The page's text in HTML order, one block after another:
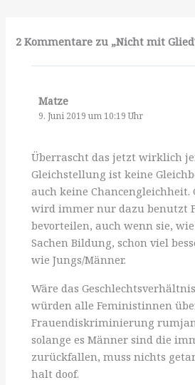
2 Kommentare zu „Nicht mit
Matze
9. Juni 2019 um 10:19 Uhr
Überrascht das jetzt wirklich
Gleichstellung ist keine
auch keine Chancengleichheit.
wird immer nur dazu benutzt
bevorteilen, auch wenn sie,
Sachen Bildung, schon viel
wie Jungs/Männer.
Wäre das
würden alle Feministinnen
Frauendiskriminierung
solange es Männer sind die
zurückfallen, muss nichts
halt doof.